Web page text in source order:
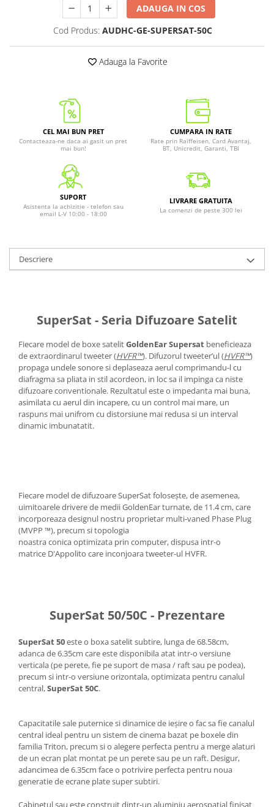
ADAUGA IN COS
Cod Produs: AUDHC-GE-SUPERSAT-50C
Adauga la Favorite
CEL MAI BUN PRET
Contacteaza-ne daca ai gasit un pret
mai bun!
CUMPARA IN RATE
Rate prin Raiffeisen, Card Avantaj,
BT, Unicredit, Garanti, TBI
SUPORT
Asistenta la achizitie - telefon sau
email L-V 10:00 - 18:00
LIVRARE GRATUITA
La comenzi de peste 300 lei
Descriere
SuperSat - Seria Difuzoare Satelit
Fiecare model de boxe satelitGoldenEarSupersat beneficieaza
de extraordinarul tweeter (HVFR™). Difuzorul tweeter’ul (HVFR™)
propaga undele sonore si deplaseaza aerul comprimandu-l cu
diafragma sa pliata in stil acordeon, in loc sa il impinga ca niste
difuzoare conventionale. Rezultatul este o impedanta mai buna,
asimilata cu aerul din incapere, cu un control mai mare, un
raspuns mai unifrom cu distorsiune mai redusa si un interval
dinamic imbunatatit.
Fiecare model de difuzoare SuperSat folosește, de asemenea,
uimitoarele drivere de medii GoldenEar turnate, de 11.4 cm, care
incorporeaza designul nostru proprietar multi-vaned Phase Plug
(MVPP ™), precum si topologia
noastra conica optimizata prin computer, dispusa intr-o
matrice D'Appolito care inconjoara tweeter-ul HVFR.
SuperSat 50/50C - Prezentare
SuperSat 50este o boxa satelit subtire, lunga de 68.58cm,
adanca de 6.35cm care este disponibila atat intr-o versiune
verticala (pe perete, fie pe suport de masa / raft sau pe podea),
precum si intr-o versiune orizontala, optimizata pentru canalul
central,SuperSat 50C.
Capacitatile sale puternice si dinamice de ieșire o fac sa fie canalul
central ideal pentru un sistem de cinema bazat pe boxele din
familia Triton, precum si o alegere perfecta pentru a merge alaturi
de un ecran plat montat pe un perete sau pe un raft. Desigur,
adancimea de 6.35cm face o potrivire perfecta pentru noua
generatie de ecrane plate super subtiri.
Cabinetul sau este construit dintr-un aluminiu aerospatial finisat